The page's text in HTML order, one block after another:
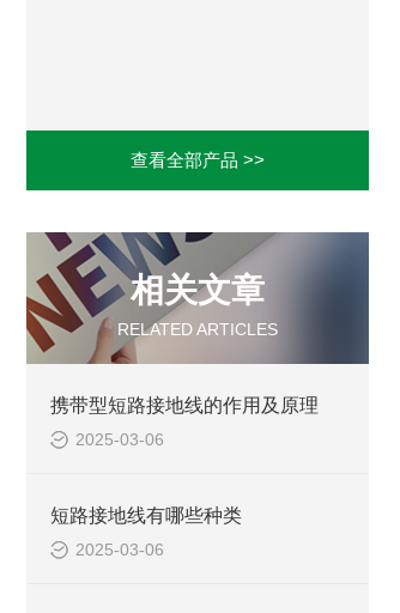
查看全部产品 >>
相关文章
RELATED ARTICLES
携带型短路接地线的作用及原理
2025-03-06
短路接地线有哪些种类
2025-03-06